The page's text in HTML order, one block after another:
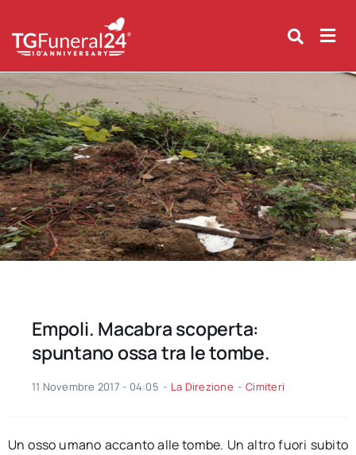
content
Empoli. Macabra scoperta:
spuntano ossa tra le tombe.
11 Novembre 2017 - 04:05 - La Direzione - Cimiteri
Un osso umano accanto alle tombe. Un altro fuori subito